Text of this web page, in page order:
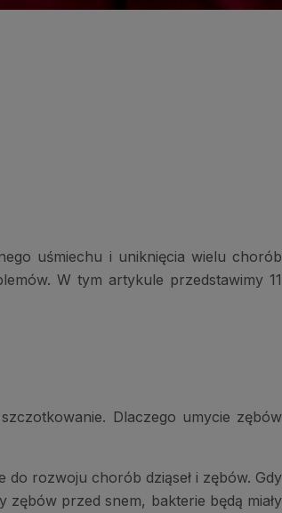
uśmiechu i uniknięcia wielu chorób
W tym artykule przedstawimy 11
Dlaczego umycie zębów
do rozwoju chorób dziąseł i zębów. Gdy
zębów przed snem, bakterie będą miały